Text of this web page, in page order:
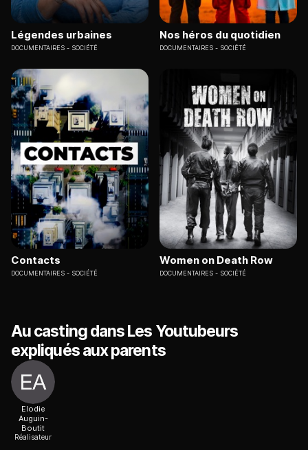
Légendes urbaines
DOCUMENTAIRES SOCIÉTÉ
Nos héros du quotidien
DOCUMENTAIRES SOCIÉTÉ
Contacts
DOCUMENTAIRES SOCIÉTÉ
Women on Death Row
DOCUMENTAIRES SOCIÉTÉ
Au casting dans Les Youtubeurs
expliqués aux parents
Elodie
Auguin-
Boutit
Réalisateur